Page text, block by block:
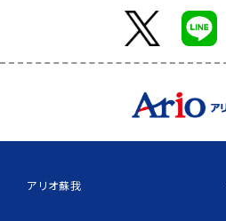
アリオ蘇我